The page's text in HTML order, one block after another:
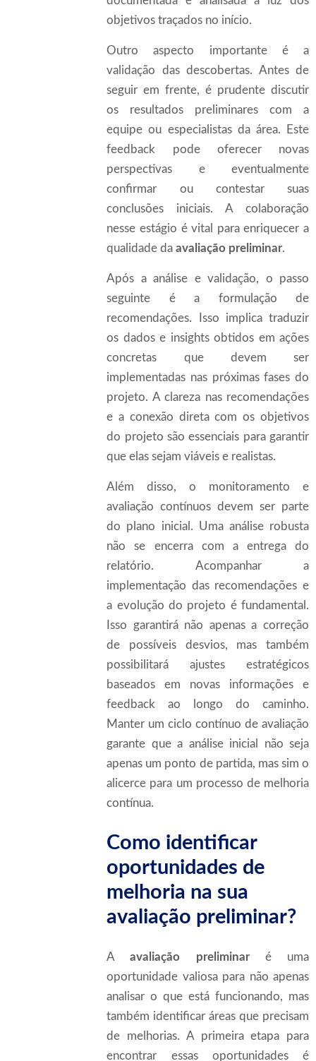
objetivos traçados no início.
Outro aspecto importante é a
validação das descobertas. Antes de
seguir em frente, é prudente discutir
os resultados preliminares com a
equipe ou especialistas da área. Este
feedback pode oferecer novas
perspectivas e eventualmente
confirmar ou contestar suas
conclusões iniciais. A colaboração
nesse estágio é vital para enriquecer a
qualidade daavaliação preliminar.
Após a análise e validação, o passo
seguinte é a formulação de
recomendações. Isso implica traduzir
os dados e insights obtidos em ações
concretas que devem ser
implementadas nas próximas fases do
projeto. A clareza nas recomendações
e a conexão direta com os objetivos
do projeto são essenciais para garantir
que elas sejam viáveis e realistas.
Além disso, o monitoramento e
avaliação contínuos devem ser parte
do plano inicial. Uma análise robusta
não se encerra com a entrega do
relatório. Acompanhar a
implementação das recomendações e
a evolução do projeto é fundamental.
Isso garantirá não apenas a correção
de possíveis desvios, mas também
possibilitará ajustes estratégicos
baseados em novas informações e
feedback ao longo do caminho.
Manter um ciclo contínuo de avaliação
garante que a análise inicial não seja
apenas um ponto de partida, mas sim o
alicerce para um processo de melhoria
contínua.
Como identificar
oportunidades de
melhoria na sua
avaliação preliminar?
Aavaliação preliminaré uma
oportunidade valiosa para não apenas
analisar o que está funcionando, mas
também identificar áreas que precisam
de melhorias. A primeira etapa para
encontrar essas oportunidades é